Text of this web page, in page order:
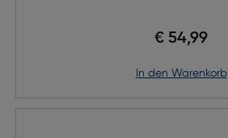
€ 54,99
in den Warenkorb